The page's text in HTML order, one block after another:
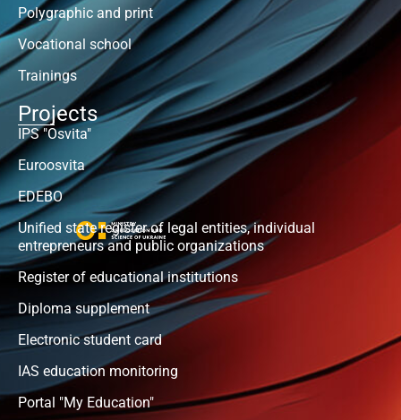
Polygraphic and print
Vocational school
Trainings
Projects
IPS "Osvita"
Euroosvita
EDEBO
Unified state register of legal entities, individual
entrepreneurs and public organizations
Register of educational institutions
Diploma supplement
Electronic student card
IAS education monitoring
Portal "My Education"